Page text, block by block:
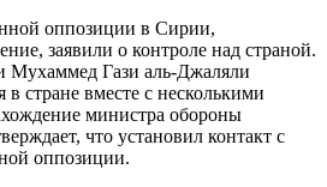
оппозиции в Сирии,
заявили о контроле над страной.
Мухаммед Гази аль-Джаляли
в стране вместе с несколькими
министра обороны
что установил контакт с
оппозиции.